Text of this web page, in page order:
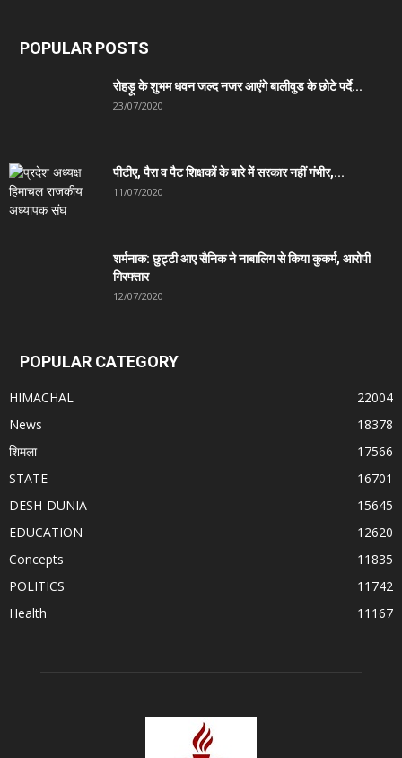
POPULAR POSTS
रोहड़ू के शुभम धवन जल्द नजर आएंगे बालीवुड के छोटे पर्दे...
23/07/2020
पीटीए, पैरा व पैट शिक्षकों के बारे में सरकार नहीं गंभीर,...
11/07/2020
शर्मनाक: छुट्टी आए सैनिक ने नाबालिग से किया कुकर्म, आरोपी
गिरफ्तार
12/07/2020
POPULAR CATEGORY
HIMACHAL
22004
News
18378
शिमला
17566
STATE
16701
DESH-DUNIA
15645
EDUCATION
12620
Concepts
11835
POLITICS
11742
Health
11167